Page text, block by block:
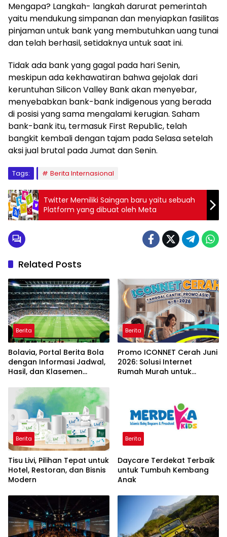
Mengapa? Langkah- langkah darurat pemerintah
yaitu mendukung simpanan dan menyiapkan fasilitas
pinjaman untuk bank yang membutuhkan uang tunai
dan telah berhasil, setidaknya untuk saat ini.
Tidak ada bank yang gagal pada hari Senin,
meskipun ada kekhawatiran bahwa gejolak dari
keruntuhan Silicon Valley Bank akan menyebar,
menyebabkan bank-bank indigenous yang berada
di posisi yang sama mengalami kerugian. Saham
bank-bank itu, termasuk First Republic, telah
bangkit kembali dengan tajam pada Selasa setelah
aksi jual brutal pada Jumat dan Senin.
Tags: Berita Internasional
Twitter Memiliki Saingan baru yaitu sebuah
Platform yang dibuat oleh Meta
Related Posts
Berita
Bolavia, Portal Berita Bola
dengan Informasi Jadwal,
Hasil, dan Klasemen
Berita
Promo ICONNET Cerah Juni
2026: Solusi Internet
Rumah Murah untuk
Berita
Tisu Livi, Pilihan Tepat untuk
Hotel, Restoran, dan Bisnis
Modern
Berita
Daycare Terdekat Terbaik
untuk Tumbuh Kembang
Anak